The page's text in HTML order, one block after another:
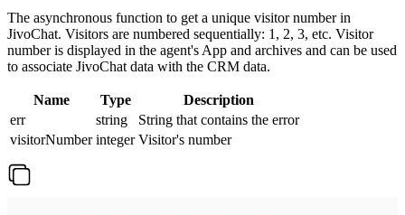
The asynchronous function to get a unique visitor number in
JivoChat. Visitors are numbered sequentially: 1, 2, 3, etc. Visitor
number is displayed in the agent's App and archives and can be used
to associate JivoChat data with the CRM data.
Name Type
Description
err
string
String that contains the error
visitorNumber integer Visitor's number